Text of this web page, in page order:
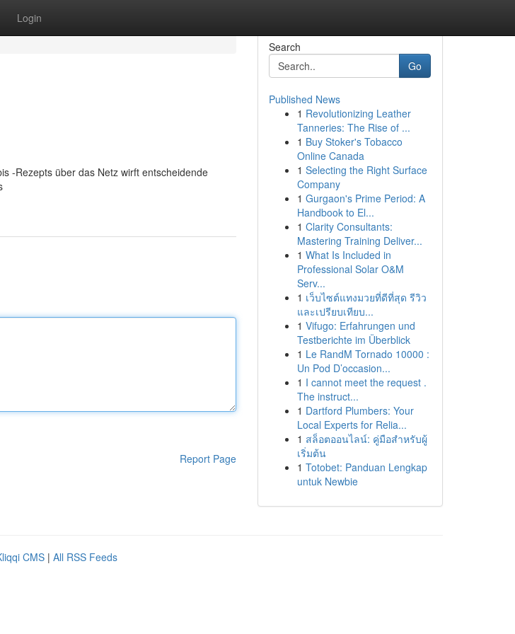
Login
-Rezepts über das Netz wirft entscheidende
Report Page
Search
Go
Published News
1 Revolutionizing Leather
Tanneries: The Rise of ...
1 Buy Stoker's Tobacco
Online Canada
1 Selecting the Right Surface
Company
1 Gurgaon's Prime Period: A
Handbook to El...
1 Clarity Consultants:
Mastering Training Deliver...
1 What Is Included in
Professional Solar O&M
Serv...
1 เว็บไซต์แทงมวยที่ดีที่สุด รีวิว
และเปรียบเทียบ...
1 Vifugo: Erfahrungen und
Testberichte im Überblick
1 Le RandM Tornado 10000 :
Un Pod D’occasion...
1 I cannot meet the request .
The instruct...
1 Dartford Plumbers: Your
Local Experts for Relia...
1 สล็อตออนไลน์: คู่มือสำหรับผู้
เริ่มต้น
1 Totobet: Panduan Lengkap
untuk Newbie
CMS | All RSS Feeds